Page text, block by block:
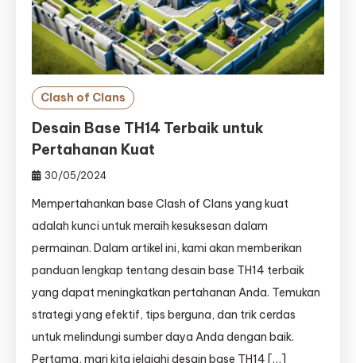
Clash of Clans
Desain Base TH14 Terbaik untuk
Pertahanan Kuat
30/05/2024
Mempertahankan base Clash of Clans yang kuat
adalah kunci untuk meraih kesuksesan dalam
permainan. Dalam artikel ini, kami akan memberikan
panduan lengkap tentang desain base TH14 terbaik
yang dapat meningkatkan pertahanan Anda. Temukan
strategi yang efektif, tips berguna, dan trik cerdas
untuk melindungi sumber daya Anda dengan baik.
Pertama, mari kita jelajahi desain base TH14 […]